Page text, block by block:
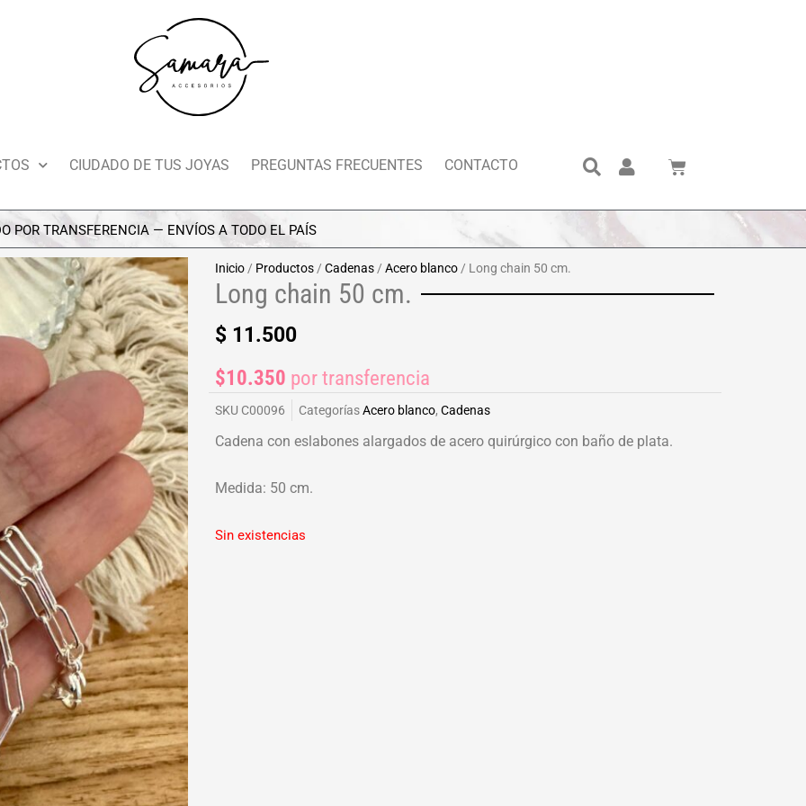
CIUDADO DE TUS JOYAS PREGUNTAS FRECUENTES CONTACTO Search
Cart
TRANSFERENCIA — ENVÍOS A TODO EL PAÍS
Inicio / Productos / Cadenas / Acero blanco / Long chain 50 cm.
Long chain 50 cm.
$ 11.500
$10.350 por transferencia
SKU C00096 CategoríasAcero blanco, Cadenas
Cadena con eslabones alargados de acero quirúrgico con baño de plata.
Medida: 50 cm.
Sin existencias